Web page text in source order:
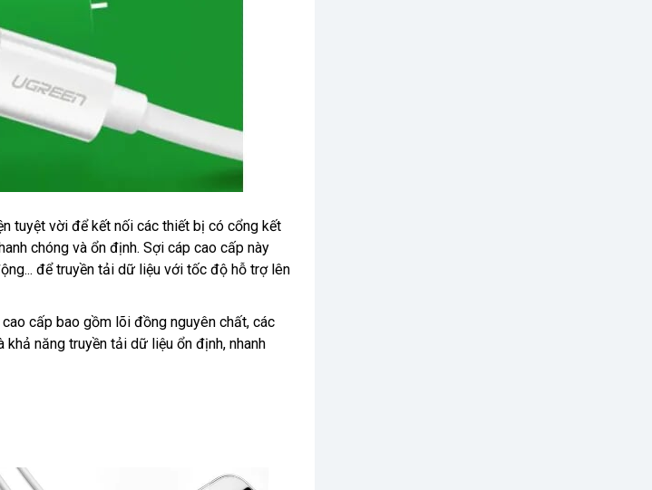
tuyệt vời để kết nối các thiết bị có cổng kết
chóng và ổn định. Sợi cáp cao cấp này
để truyền tải dữ liệu với tốc độ hỗ trợ lên
cấp bao gồm lõi đồng nguyên chất, các
năng truyền tải dữ liệu ổn định, nhanh